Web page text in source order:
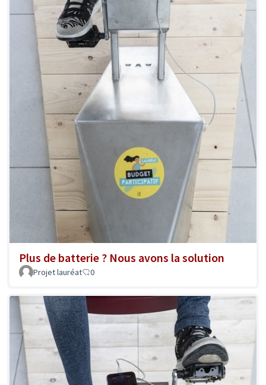
Plus de batterie ? Nous avons la solution
Projet lauréat 0